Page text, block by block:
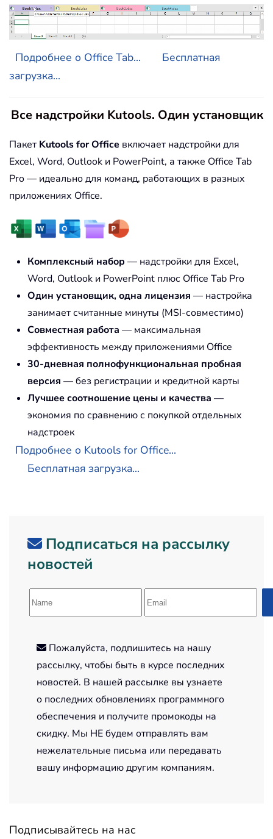
Подробнее о Office Tab...
Бесплатная
загрузка...
Все надстройки Kutools. Один установщик
Пакет Kutools for Office включает надстройки для
Excel, Word, Outlook и PowerPoint, а также Office Tab
Pro — идеально для команд, работающих в разных
приложениях Office.
Комплексный набор — надстройки для Excel,
Word, Outlook и PowerPoint плюс Office Tab Pro
Один установщик, одна лицензия — настройка
занимает считанные минуты (MSI-совместимо)
Совместная работа — максимальная
эффективность между приложениями Office
30-дневная полнофункциональная пробная
версия — без регистрации и кредитной карты
Лучшее соотношение цены и качества —
экономия по сравнению с покупкой отдельных
надстроек
Подробнее о Kutools for Office...
Бесплатная загрузка...
Подписаться на рассылку
новостей
Пожалуйста, подпишитесь на нашу
рассылку, чтобы быть в курсе последних
новостей. В нашей рассылке вы узнаете
о последних обновлениях программного
обеспечения и получите промокоды на
скидку. Мы НЕ будем отправлять вам
нежелательные письма или передавать
вашу информацию другим компаниям.
Подписывайтесь на нас